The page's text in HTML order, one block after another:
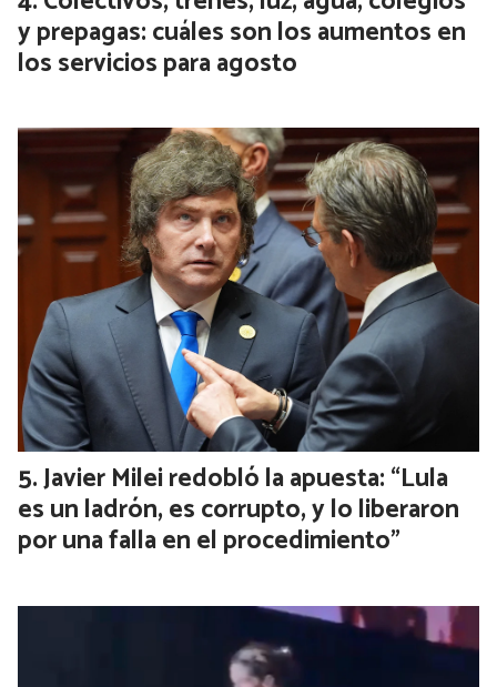
y prepagas: cuáles son los aumentos en
los servicios para agosto
Javier Milei redobló la apuesta: “Lula
es un ladrón, es corrupto, y lo liberaron
por una falla en el procedimiento”